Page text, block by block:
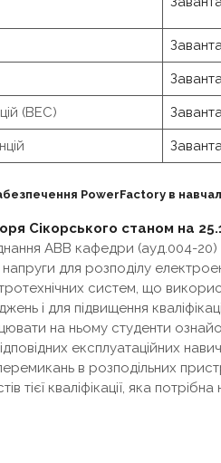
(ВЕС)
PowerFactory в
Сікорського станом на
АВВ кафедри (ауд.004-
для розподілу
систем, що
і для підвищення
на ньому студенти
експлуатаційних
в розподільних
кваліфікації, яка потрібна